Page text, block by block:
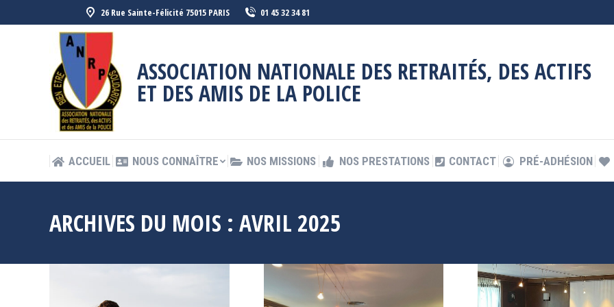
26 Rue Sainte-Félicité 75015 PARIS 01 45 32 34 81
ASSOCIATION NATIONALE DES RETRAITÉS, DES ACTIFS
ET DES AMIS DE LA POLICE
ACCUEIL NOUS CONNAÎTRE NOS MISSIONS NOS PRESTATIONS CONTACT PRÉ-ADHÉSION
ARCHIVES DU MOIS : AVRIL 2025
ACCUEIL NOUS CONNAÎTRE NOS MISSIONS NOS PRESTATIONS CONTACT PRÉ-ADHÉSION